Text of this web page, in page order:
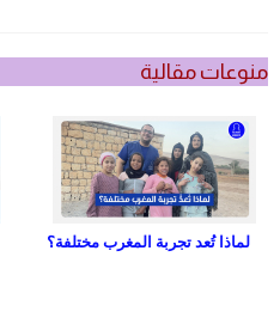
منوعات مقالية
لماذا تُعد تجربة المغرب مختلفة؟